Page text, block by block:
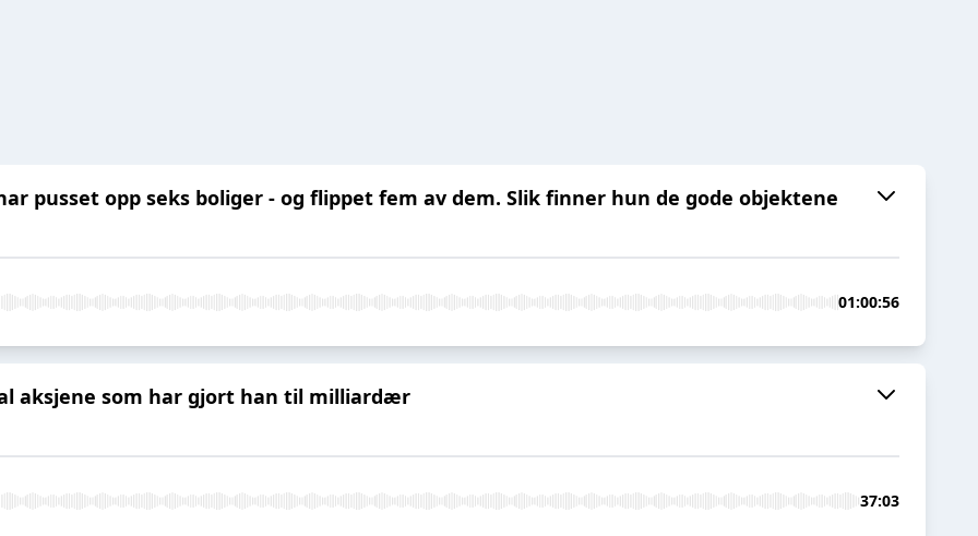
pusset opp seks boliger - og flippet fem av dem. Slik finner hun de gode objektene
01:00:56
aksjene som har gjort han til milliardær
37:03